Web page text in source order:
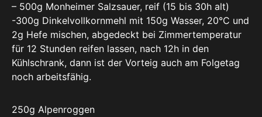
– 500g Monheimer Salzsauer, reif (15 bis 30h alt)
-300g Dinkelvollkornmehl mit 150g Wasser, 20°C und
2g Hefe mischen, abgedeckt bei Zimmertemperatur
für 12 Stunden reifen lassen, nach 12h in den
Kühlschrank, dann ist der Vorteig auch am Folgetag
noch arbeitsfähig.
250g Alpenroggen